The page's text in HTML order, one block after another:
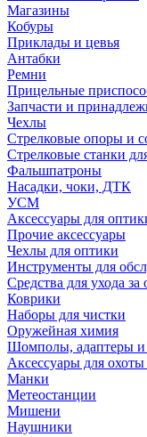
Магазины
Кобуры
Приклады и цевья
Антабки
Ремни
Прицельные
Запчасти и
Чехлы
Стрелковые опоры и
Стрелковые станки
Фальшпатроны
Насадки, чоки, ДТК
УСМ
Аксессуары для
Прочие аксессуары
Чехлы для оптики
Инструменты для
Средства для ухода
Коврики
Наборы для чистки
Оружейная химия
Шомполы, адаптеры и
Аксессуары для охоты
Манки
Метеостанции
Мишени
Наушники